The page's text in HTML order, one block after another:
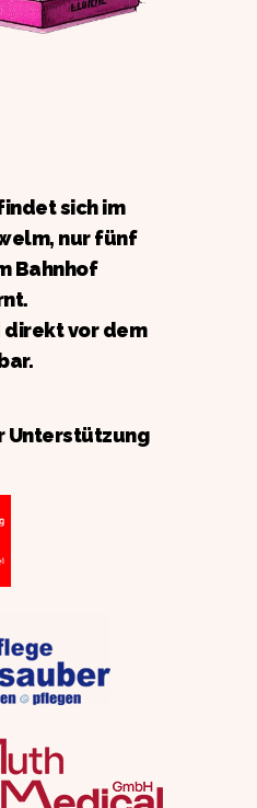
sich im
nur fünf
Bahnhof
vor dem
Unterstützung